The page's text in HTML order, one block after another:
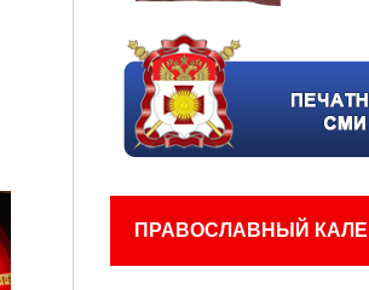
ПРАВОСЛАВНЫЙ